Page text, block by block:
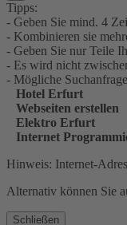
Tipps:
- Geben Sie mind. 4
- Kombinieren sie
- Geben Sie nur Teile
- Es wird nicht
- Mögliche
Hotel Erfurt
Webseiten erstellen
Elektro Erfurt
Internet
Hinweis: Internet-
Alternativ können Sie
Schließen